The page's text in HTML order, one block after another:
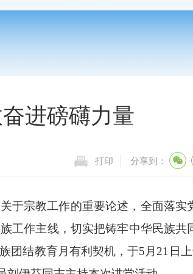
进磅礴力量
打印 分享到：
于宗教工作的重要论述，全面落实
工作主线，切实把铸牢中华民族共
团结教育月有利契机，于5月21日